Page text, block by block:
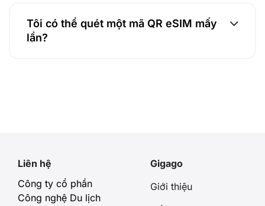
Tôi có thể quét một mã QR eSIM mấy
lần?
Liên hệ
Công ty cổ phần
Công nghệ Du lịch
Gigago
Giới thiệu